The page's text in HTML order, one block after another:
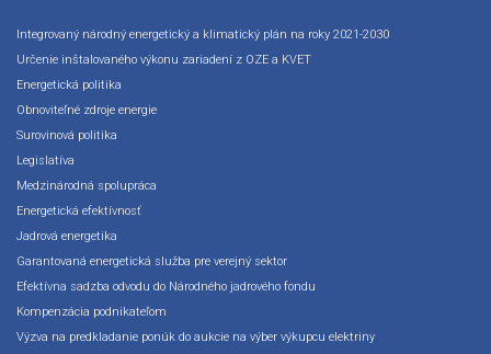
Integrovaný národný energetický a klimatický plán na roky 2021-2030
Určenie inštalovaného výkonu zariadení z OZE a KVET
Energetická politika
Obnoviteľné zdroje energie
Surovinová politika
Legislatíva
Medzinárodná spolupráca
Energetická efektívnosť
Jadrová energetika
Garantovaná energetická služba pre verejný sektor
Efektívna sadzba odvodu do Národného jadrového fondu
Kompenzácia podnikateľom
Výzva na predkladanie ponúk do aukcie na výber výkupcu elektriny